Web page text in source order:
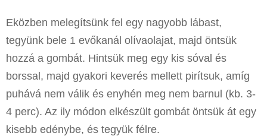
Eközben melegítsünk fel egy nagyobb lábast,
tegyünk bele 1 evőkanál olívaolajat, majd öntsük
hozzá a gombát. Hintsük meg egy kis sóval és
borssal, majd gyakori keverés mellett pirítsuk, amíg
puhává nem válik és enyhén meg nem barnul (kb. 3-
4 perc). Az ily módon elkészült gombát öntsük át egy
kisebb edénybe, és tegyük félre.